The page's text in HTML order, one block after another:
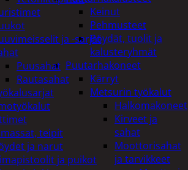
Keinut
Pehmusteet
Pöydät, tuolit ja
kalusteryhmät
Puutarhakoneet
Kärryt
Metsurin työkalut
Halkomakoneet
Kirveet ja
sahat
Moottorisahat
ja tarvikkeet
ja -sarjat
Puusahat
Rautasahat
teipit
ja narut
ja puikot